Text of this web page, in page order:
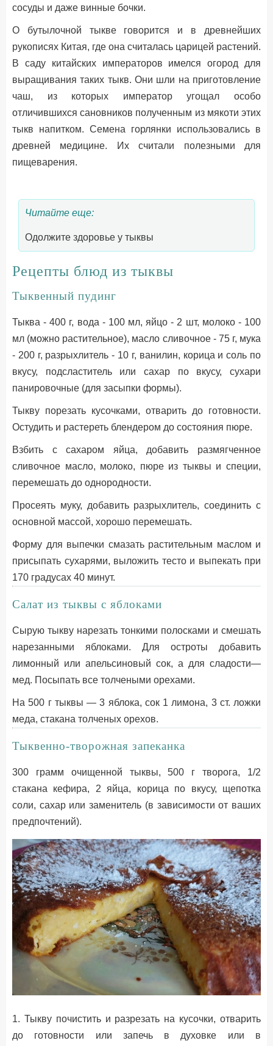
сосуды и даже винные бочки.
О бутылочной тыкве говорится и в древнейших
рукописях Китая, где она считалась царицей растений.
В саду китайских императоров имелся огород для
выращивания таких тыкв. Они шли на приготовление
чаш, из которых император угощал особо
отличившихся сановников полученным из мякоти этих
тыкв напитком. Семена горлянки использовались в
древней медицине. Их считали полезными для
пищеварения.
Читайте еще:
Одолжите здоровье у тыквы
Рецепты блюд из тыквы
Тыквенный пудинг
Тыква - 400 г, вода - 100 мл, яйцо - 2 шт, молоко - 100
мл (можно растительное), масло сливочное - 75 г, мука
- 200 г, разрыхлитель - 10 г, ванилин, корица и соль по
вкусу, подсластитель или сахар по вкусу, сухари
панировочные (для засыпки формы).
Тыкву порезать кусочками, отварить до готовности.
Остудить и растереть блендером до состояния пюре.
Взбить с сахаром яйца, добавить размягченное
сливочное масло, молоко, пюре из тыквы и специи,
перемешать до однородности.
Просеять муку, добавить разрыхлитель, соединить с
основной массой, хорошо перемешать.
Форму для выпечки смазать растительным маслом и
присыпать сухарями, выложить тесто и выпекать при
170 градусах 40 минут.
Салат из тыквы с яблоками
Сырую тыкву нарезать тонкими полосками и смешать
нарезанными яблоками. Для остроты добавить
лимонный или апельсиновый сок, а для сладости—
мед. Посыпать все толчеными орехами.
На 500 г тыквы — 3 яблока, сок 1 лимона, 3 ст. ложки
меда, стакана толченых орехов.
Тыквенно-творожная запеканка
300 грамм очищенной тыквы, 500 г творога, 1/2
стакана кефира, 2 яйца, корица по вкусу, щепотка
соли, сахар или заменитель (в зависимости от ваших
предпочтений).
1. Тыкву почистить и разрезать на кусочки, отварить
до готовности или запечь в духовке или в